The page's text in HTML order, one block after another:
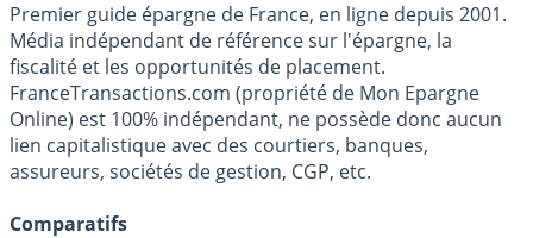
Premier guide épargne de France, en ligne depuis 2001.
Média indépendant de référence sur l'épargne, la
fiscalité et les opportunités de placement.
FranceTransactions.com (propriété de Mon Epargne
Online) est 100% indépendant, ne possède donc aucun
lien capitalistique avec des courtiers, banques,
assureurs, sociétés de gestion, CGP, etc.
Comparatifs